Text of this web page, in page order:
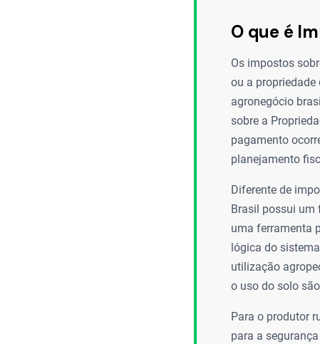
O que é
Os impostos
ou a
agronegócio
sobre a
pagamento
planejamento
Diferente de
Brasil possui um
uma ferramenta
lógica do
utilização
o uso do solo
Para o produtor
para a